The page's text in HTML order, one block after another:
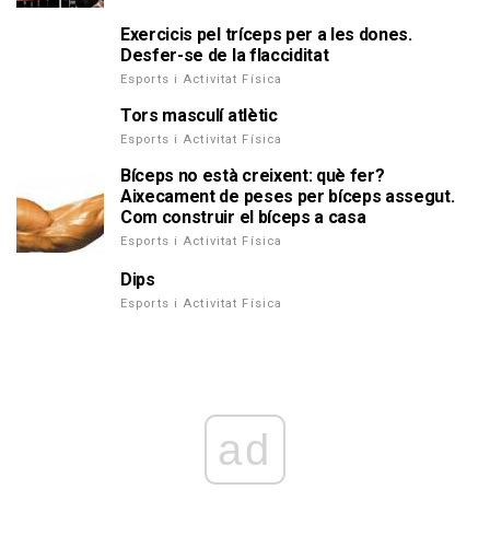
Exercicis pel tríceps per a les dones.
Desfer-se de la flacciditat
Esports i Activitat Física
Tors masculí atlètic
Esports i Activitat Física
Bíceps no està creixent: què fer?
Aixecament de peses per bíceps assegut.
Com construir el bíceps a casa
Esports i Activitat Física
Dips
Esports i Activitat Física
ad